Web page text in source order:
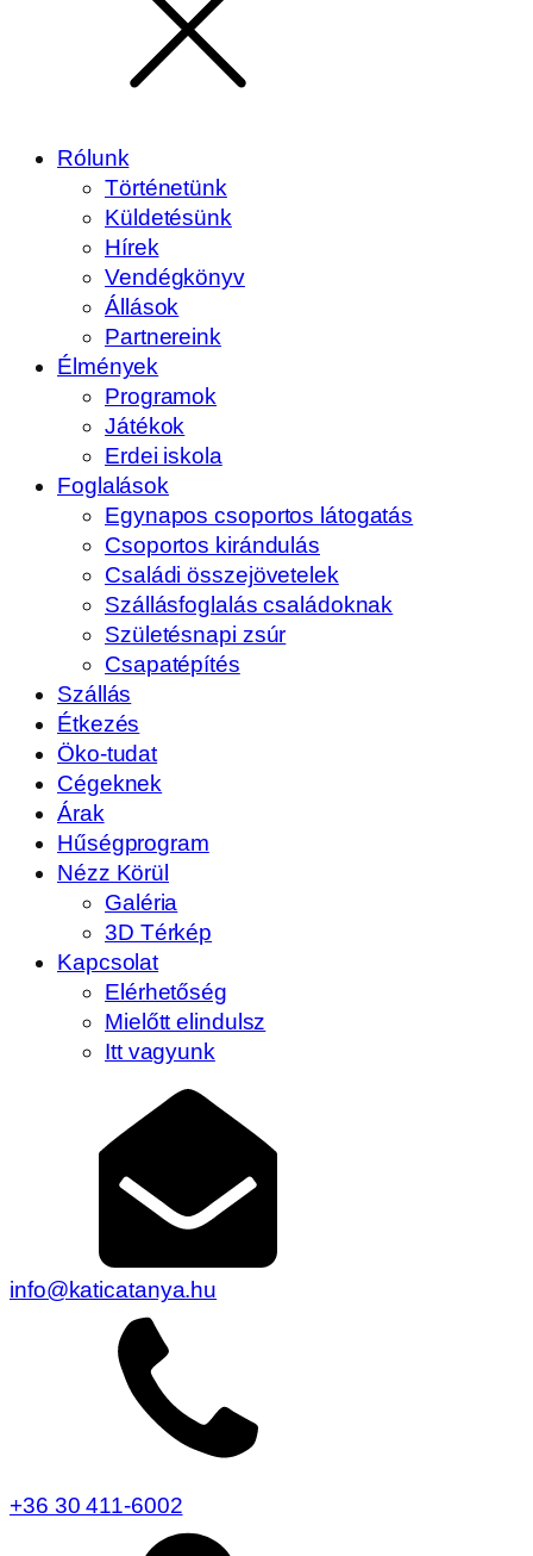
Rólunk
Történetünk
Küldetésünk
Hírek
Vendégkönyv
Állások
Partnereink
Élmények
Programok
Játékok
Erdei iskola
Foglalások
Egynapos csoportos látogatás
Csoportos kirándulás
Családi összejövetelek
Szállásfoglalás családoknak
Születésnapi zsúr
Csapatépítés
Szállás
Étkezés
Öko-tudat
Cégeknek
Árak
Hűségprogram
Nézz Körül
Galéria
3D Térkép
Kapcsolat
Elérhetőség
Mielőtt elindulsz
Itt vagyunk
info@katicatanya.hu
+36 30 411-6002